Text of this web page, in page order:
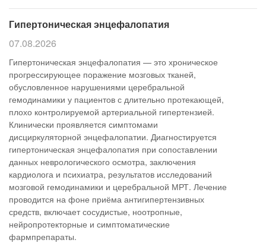
Гипертоническая энцефалопатия
07.08.2026
Гипертоническая энцефалопатия — это хроническое
прогрессирующее поражение мозговых тканей,
обусловленное нарушениями церебральной
гемодинамики у пациентов с длительно протекающей,
плохо контролируемой артериальной гипертензией.
Клинически проявляется симптомами
дисциркуляторной энцефалопатии. Диагностируется
гипертоническая энцефалопатия при сопоставлении
данных неврологического осмотра, заключения
кардиолога и психиатра, результатов исследований
мозговой гемодинамики и церебральной МРТ. Лечение
проводится на фоне приёма антигипертензивных
средств, включает сосудистые, ноотропные,
нейропротекторные и симптоматические
фармпрепараты.